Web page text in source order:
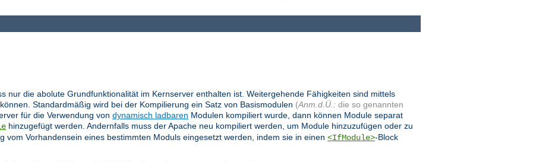
nur die abolute Grundfunktionalität im Kernserver enthalten ist. Weitergehende Fähigkeiten sind mittels
Standardmäßig wird bei der Kompilierung ein Satz von Basismodulen (Anm.d.Ü.: die so genannten
für die Verwendung von dynamisch ladbaren Modulen kompiliert wurde, dann können Module separat
hinzugefügt werden. Andernfalls muss der Apache neu kompiliert werden, um Module hinzuzufügen oder zu
Vorhandensein eines bestimmten Moduls eingesetzt werden, indem sie in einen <IfModule>-Block